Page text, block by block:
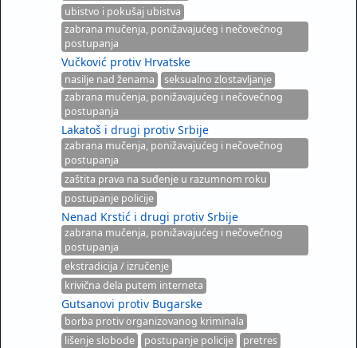
ubistvo i pokušaj ubistva
zabrana mučenja, ponižavajućeg i nečovečnog
postupanja
Vučković protiv Hrvatske
nasilje nad ženama
seksualno zlostavljanje
zabrana mučenja, ponižavajućeg i nečovečnog
postupanja
Lakatoš i drugi protiv Srbije
zabrana mučenja, ponižavajućeg i nečovečnog
postupanja
zaštita prava na suđenje u razumnom roku
postupanje policije
Nenad Krstić i drugi protiv Srbije
zabrana mučenja, ponižavajućeg i nečovečnog
postupanja
ekstradicija / izručenje
krivična dela putem interneta
Gutsanovi protiv Bugarske
borba protiv organizovanog kriminala
lišenje slobode
postupanje policije
pretres